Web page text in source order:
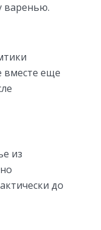
варенью.
вместе еще
из
до